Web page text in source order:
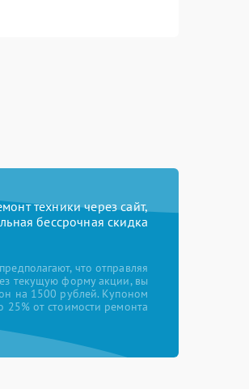
техники через сайт,
бессрочная скидка
что отправляя
текущую форму акции, вы
на 1500 рублей. Купоном
25% от стоимости ремонта